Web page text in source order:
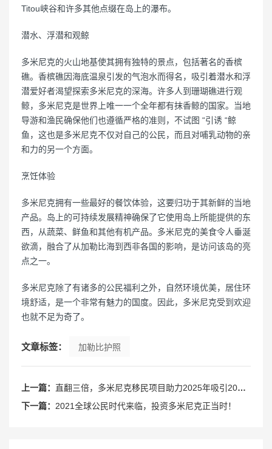
Titou峡谷和许多其他点缀在岛上的瀑布。
潜水、浮潜和观鲸
多米尼克的火山地基使其拥有独特的景点，包括著名的香槟
礁。香槟礁因海底温泉引发的气泡水而得名，吸引着潜水和浮
潜爱好者渴望探索多米尼克的深海。许多人到珊瑚礁进行观
鲸，多米尼克是世界上唯一一个全年都有抹香鲸的国家。当地
导游和渔民确保他们也遵循严格的准则，不试图 “引诱 “鲸
鱼，这也是多米尼克不仅对自己的公民，而且对哺乳动物的亲
和力的另一个方面。
烹饪体验
多米尼克拥有一些最好的餐饮体验，这要归功于其新鲜的当地
产品。岛上的可持续发展精神确保了它使用岛上所能提供的东
西，从蔬菜、鲜鱼和其他有机产品。多米尼克的美食令人垂涎
欲滴，融合了从加勒比海到西非各国的影响，是访问该岛的亮
点之一。
多米尼克除了有诸多的公民福利之外，自然环境优美，居住环
境舒适，是一个非常有魅力的国度。因此，多米尼克受到欢迎
也就不足为奇了。
文章标签： 加勒比护照
上一篇： 直翻三倍，多米尼克移民项目助力2025年吸引20万游客
下一篇： 2021全球公民时代来临，投资多米尼克正当时！